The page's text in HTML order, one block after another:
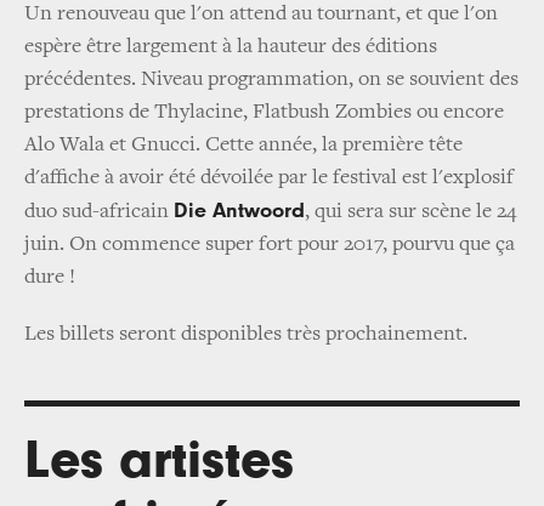
Un renouveau que l'on attend au tournant, et que l'on
espère être largement à la hauteur des éditions
précédentes. Niveau programmation, on se souvient des
prestations de Thylacine, Flatbush Zombies ou encore
Alo Wala et Gnucci. Cette année, la première tête
d'affiche à avoir été dévoilée par le festival est l'explosif
duo sud-africain Die Antwoord , qui sera sur scène le 24
juin. On commence super fort pour 2017, pourvu que ça
dure !
Les billets seront disponibles très prochainement.
Les artistes